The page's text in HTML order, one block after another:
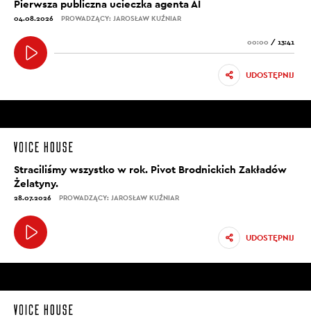
Pierwsza publiczna ucieczka agenta AI
04.08.2026 PROWADZĄCY: JAROSŁAW KUŹNIAR
00:00 / 13:41
UDOSTĘPNIJ
Straciliśmy wszystko w rok. Pivot Brodnickich Zakładów
Żelatyny.
28.07.2026 PROWADZĄCY: JAROSŁAW KUŹNIAR
UDOSTĘPNIJ